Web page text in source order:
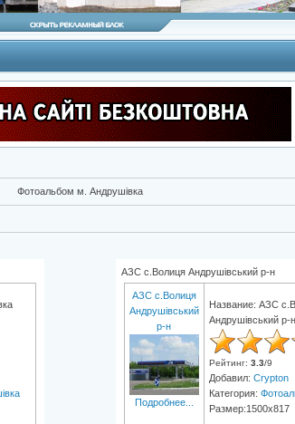
Фотоальбом м. Андрушівка
АЗС с.Волиця Андрушівський р-н
АЗС с.Волиця
Андрушівський
р-н
Подробнее...
Название: АЗС
Андрушівський р-н
Рейтинг: 3.3/9
Добавил: Crypton
Категория:
Размер:1500x817